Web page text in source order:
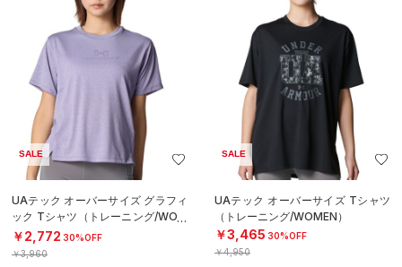
SALE
UAテック オーバーサイズ グラフィ
ック Tシャツ（トレーニング/WOM
EN）
￥2,772 30%OFF
￥3,960
SALE
UAテック オーバーサイズ Tシャツ
（トレーニング/WOMEN）
￥3,465 30%OFF
￥4,950